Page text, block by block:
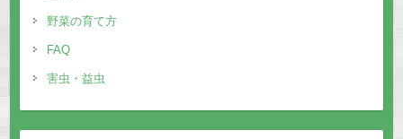
野菜の育て方
FAQ
害虫・益虫